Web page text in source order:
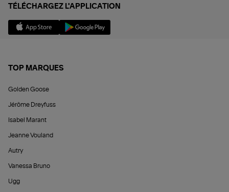
TÉLÉCHARGEZ L'APPLICATION
TOP MARQUES
Golden Goose
Jérôme Dreyfuss
Isabel Marant
Jeanne Vouland
Autry
Vanessa Bruno
Ugg